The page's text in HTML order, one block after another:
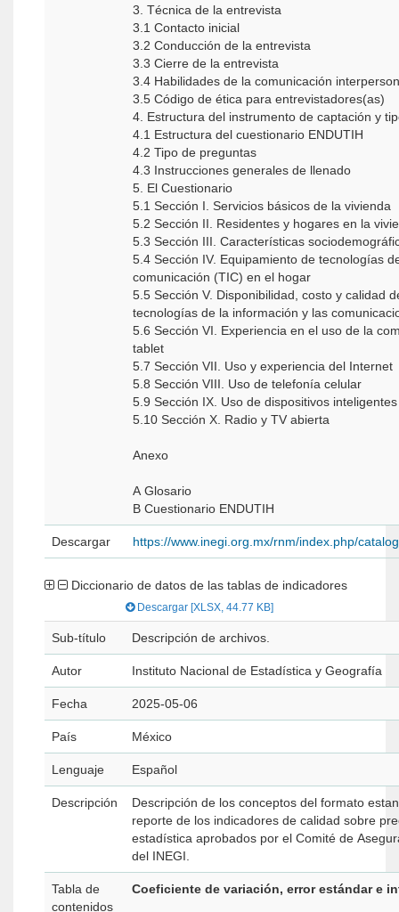
3. Técnica de la entrevista
3.1 Contacto inicial
3.2 Conducción de la entrevista
3.3 Cierre de la entrevista
3.4 Habilidades de la comunicación
3.5 Código de ética para entrevistadores(as)
4. Estructura del instrumento de captación y
4.1 Estructura del cuestionario ENDUTIH
4.2 Tipo de preguntas
4.3 Instrucciones generales de llenado
5. El Cuestionario
5.1 Sección I. Servicios básicos de la vivienda
5.2 Sección II. Residentes y hogares en la
5.3 Sección III. Características
5.4 Sección IV. Equipamiento de tecnologías
comunicación (TIC) en el hogar
5.5 Sección V. Disponibilidad, costo y calidad
tecnologías de la información y las
5.6 Sección VI. Experiencia en el uso de la
tablet
5.7 Sección VII. Uso y experiencia del Internet
5.8 Sección VIII. Uso de telefonía celular
5.9 Sección IX. Uso de dispositivos
5.10 Sección X. Radio y TV abierta
Anexo
A Glosario
B Cuestionario ENDUTIH
Descargar https://www.inegi.org.mx/rnm/index.php/
Diccionario de datos de las tablas de indicadores
Descargar [XLSX, 44.77 KB]
Sub-título Descripción de archivos.
Autor Instituto Nacional de Estadística y Geografía
Fecha 2025-05-06
País México
Lenguaje Español
Descripción
Descripción de los conceptos del formato
reporte de los indicadores de calidad sobre
estadística aprobados por el Comité de
del INEGI.
Tabla de
contenidos
Coeficiente de variación, error estándar e